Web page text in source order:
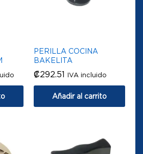
PERILLA COCINA
BAKELITA
₡292.51 IVA incluido
Añadir al carrito